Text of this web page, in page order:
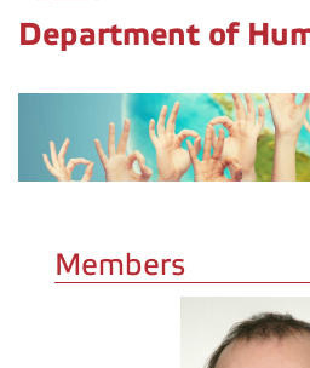
Department of
Members